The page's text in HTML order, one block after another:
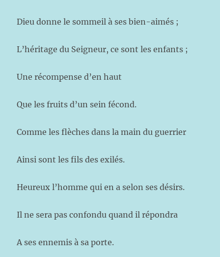
Dieu donne le sommeil à ses bien-aimés ;
L’héritage du Seigneur, ce sont les enfants ;
Une récompense d’en haut
Que les fruits d’un sein fécond.
Comme les flèches dans la main du guerrier
Ainsi sont les fils des exilés.
Heureux l’homme qui en a selon ses désirs.
Il ne sera pas confondu quand il répondra
A ses ennemis à sa porte.